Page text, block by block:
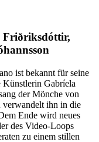
Friðriksdóttir,
ist bekannt für seine
Künstlerin Gabríela
der Mönche von
ihn in die
Ende wird neues
des Video-Loops
zu einem stillen